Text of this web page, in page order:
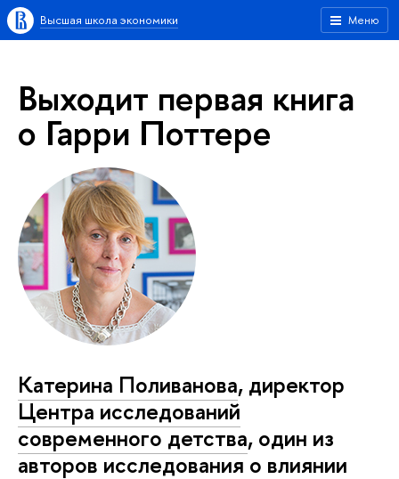
Меню
Высшая школа экономики
Выходит первая книга
о Гарри Поттере
Катерина Поливанова, директор
Центра исследований
современного детства, один из
авторов исследования о влиянии